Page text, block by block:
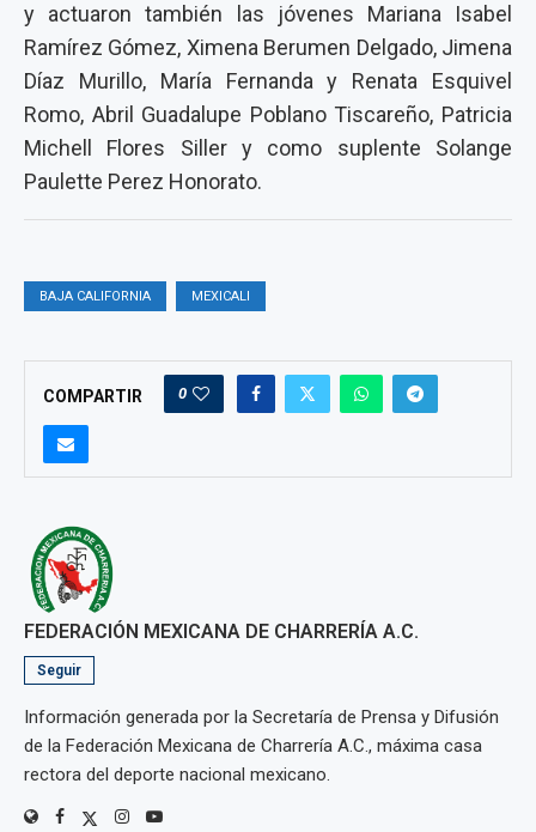
y actuaron también las jóvenes Mariana Isabel
Ramírez Gómez, Ximena Berumen Delgado, Jimena
Díaz Murillo, María Fernanda y Renata Esquivel
Romo, Abril Guadalupe Poblano Tiscareño, Patricia
Michell Flores Siller y como suplente Solange
Paulette Perez Honorato.
BAJA CALIFORNIA MEXICALI
COMPARTIR 0
FEDERACIÓN MEXICANA DE CHARRERÍA A.C.
Seguir
Información generada por la Secretaría de Prensa y Difusión
de la Federación Mexicana de Charrería A.C., máxima casa
rectora del deporte nacional mexicano.